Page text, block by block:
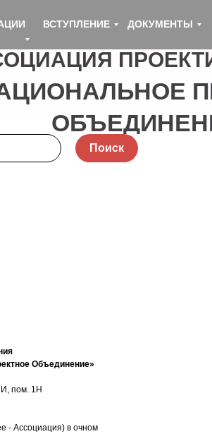
ДОКУМЕНТЫ
ВСТУПЛЕНИЕ
Поиск
Объединение»
И, пом. 1Н
- Ассоциация) в очном